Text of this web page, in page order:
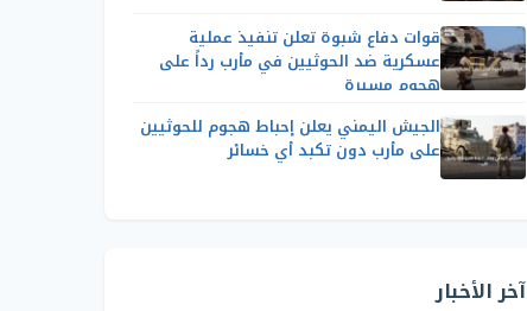
قوات دفاع شبوة تعلن تنفيذ عملية
عسكرية ضد الحوثيين في مأرب رداً على
هجوم مسيرة
الجيش اليمني يعلن إحباط هجوم للحوثيين
على مأرب دون تكبد أي خسائر
آخر الأخبار